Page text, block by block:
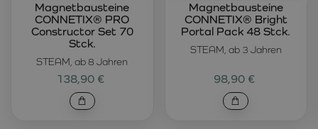
STEAM, ab 8 Jahren
Magnetbausteine
CONNETIX® PRO
Constructor Set 70
Stck.
138,90 €
STEAM, ab 3 Jahren
Magnetbausteine
CONNETIX® Bright
Portal Pack 48 Stck.
98,90 €